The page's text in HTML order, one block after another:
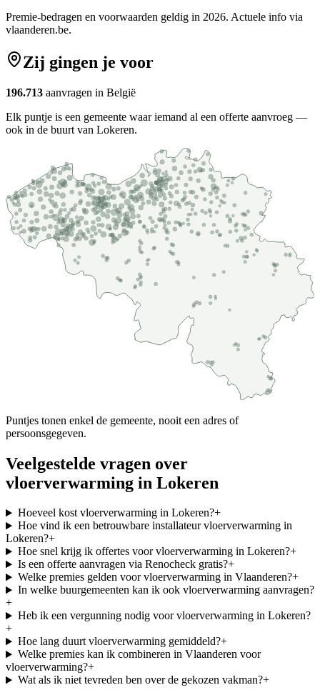
Premie-bedragen en voorwaarden geldig in 2026. Actuele info via
vlaanderen.be.
Zij gingen je voor
196.713 aanvragen in België
Elk puntje is een gemeente waar iemand al een offerte aanvroeg —
ook in de buurt van Lokeren.
Puntjes tonen enkel de gemeente, nooit een adres of
persoonsgegeven.
Veelgestelde vragen over
vloerverwarming in Lokeren
Hoeveel kost vloerverwarming in Lokeren?+
Hoe vind ik een betrouwbare installateur vloerverwarming in
Lokeren?+
Hoe snel krijg ik offertes voor vloerverwarming in Lokeren?+
Is een offerte aanvragen via Renocheck gratis?+
Welke premies gelden voor vloerverwarming in Vlaanderen?+
In welke buurgemeenten kan ik ook vloerverwarming aanvragen?
+
Heb ik een vergunning nodig voor vloerverwarming in Lokeren?
+
Hoe lang duurt vloerverwarming gemiddeld?+
Welke premies kan ik combineren in Vlaanderen voor
vloerverwarming?+
Wat als ik niet tevreden ben over de gekozen vakman?+